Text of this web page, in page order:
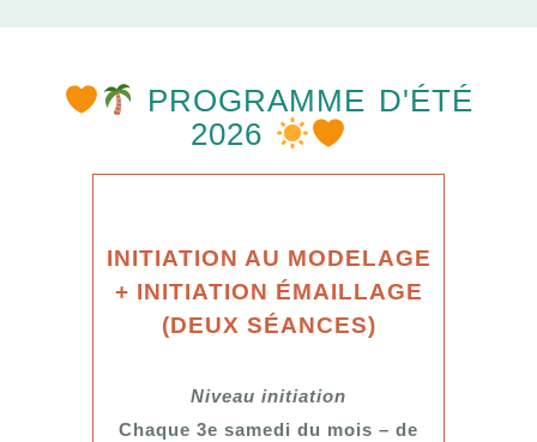
PROGRAMME D'ÉTÉ
2026
INITIATION AU MODELAGE
+ INITIATION ÉMAILLAGE
(DEUX SÉANCES)
Niveau initiation
Chaque 3e samedi du mois – de